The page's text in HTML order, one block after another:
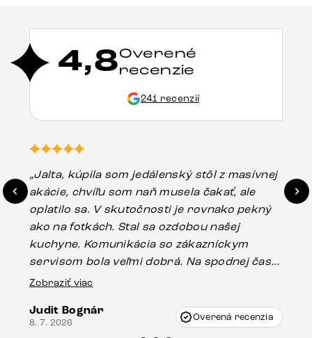
4,8Overené
recenzie
241 recenzií
„Jalta, kúpila som jedálenský stôl z masívnej
akácie, chvíľu som naň musela čakať, ale
oplatilo sa. V skutočnosti je rovnako pekný
ako na fotkách. Stal sa ozdobou našej
kuchyne. Komunikácia so zákazníckym
servisom bola veľmi dobrá. Na spodnej časti
stola bolo malé poškodenie, pravdepodobne
Vincze pri riešení mojej záležitosti pristúpili
veľmi korektne. Odporúčam produkty Delife
Zobraziť viac
Judit Bognár
8. 7. 2026 Overená recenzia